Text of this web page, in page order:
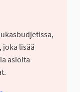
joka lisää
asioita